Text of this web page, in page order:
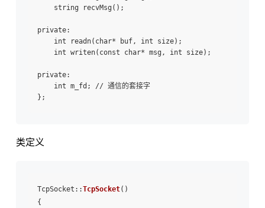
string recvMsg();
private:
int readn(char* buf, int size);
int writen(const char* msg, int size);
private:
int m_fd; // 通信的套接字
类定义
TcpSocket::TcpSocket()
{